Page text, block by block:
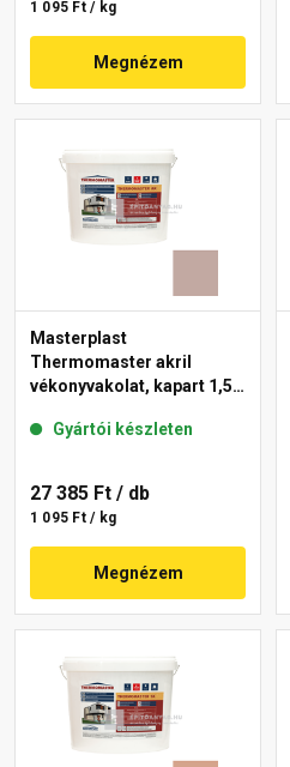
1 095 Ft / kg
Megnézem
Masterplast
Thermomaster akril
vékonyvakolat, kapart 1,5
Gyártói készleten
27 385 Ft / db
1 095 Ft / kg
Megnézem